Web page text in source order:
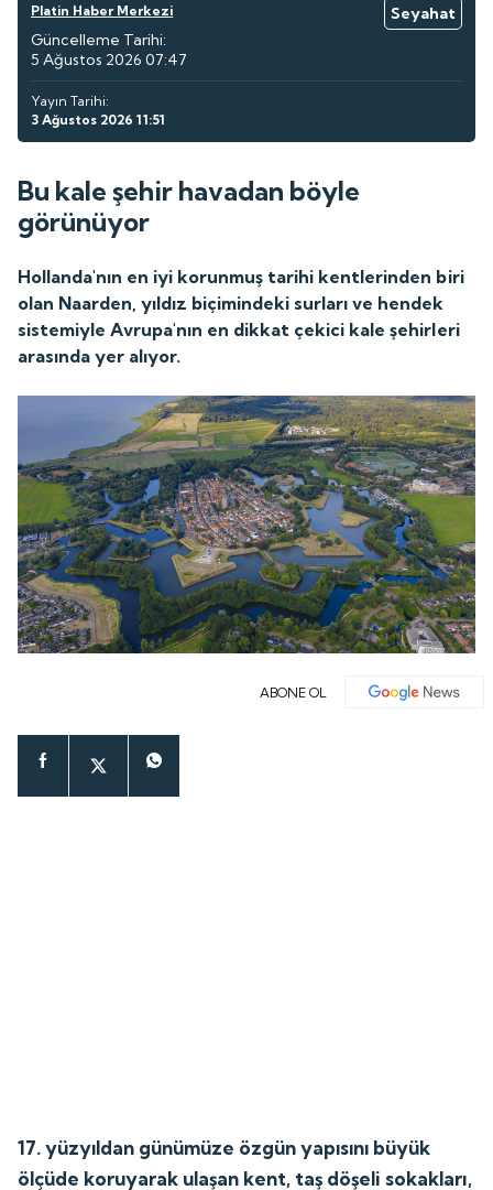
Platin Haber Merkezi
Seyahat
Güncelleme Tarihi:
5 Ağustos 2026 07:47
Yayın Tarihi:
3 Ağustos 2026 11:51
Bu kale şehir havadan böyle
görünüyor
Hollanda'nın en iyi korunmuş tarihi kentlerinden biri
olan Naarden, yıldız biçimindeki surları ve hendek
sistemiyle Avrupa'nın en dikkat çekici kale şehirleri
arasında yer alıyor.
ABONE OL
17. yüzyıldan günümüze özgün yapısını büyük
ölçüde koruyarak ulaşan kent, taş döşeli sokakları,